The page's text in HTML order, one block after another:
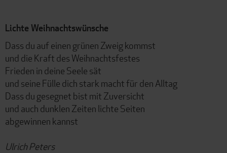
Lichte Weihnachtswünsche
Dass du auf einen grünen Zweig kommst
und die Kraft des Weihnachtsfestes
Frieden in deine Seele sät
und seine Fülle dich stark macht für den Alltag
Dass du gesegnet bist mit Zuversicht
und auch dunklen Zeiten lichte Seiten
abgewinnen kannst
Ulrich Peters